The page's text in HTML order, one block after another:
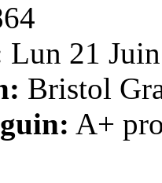
Lun 21
Bristol
A+